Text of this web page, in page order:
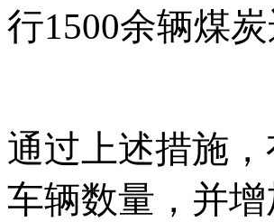
行1500余辆煤
通过上述措施
车辆数量，并